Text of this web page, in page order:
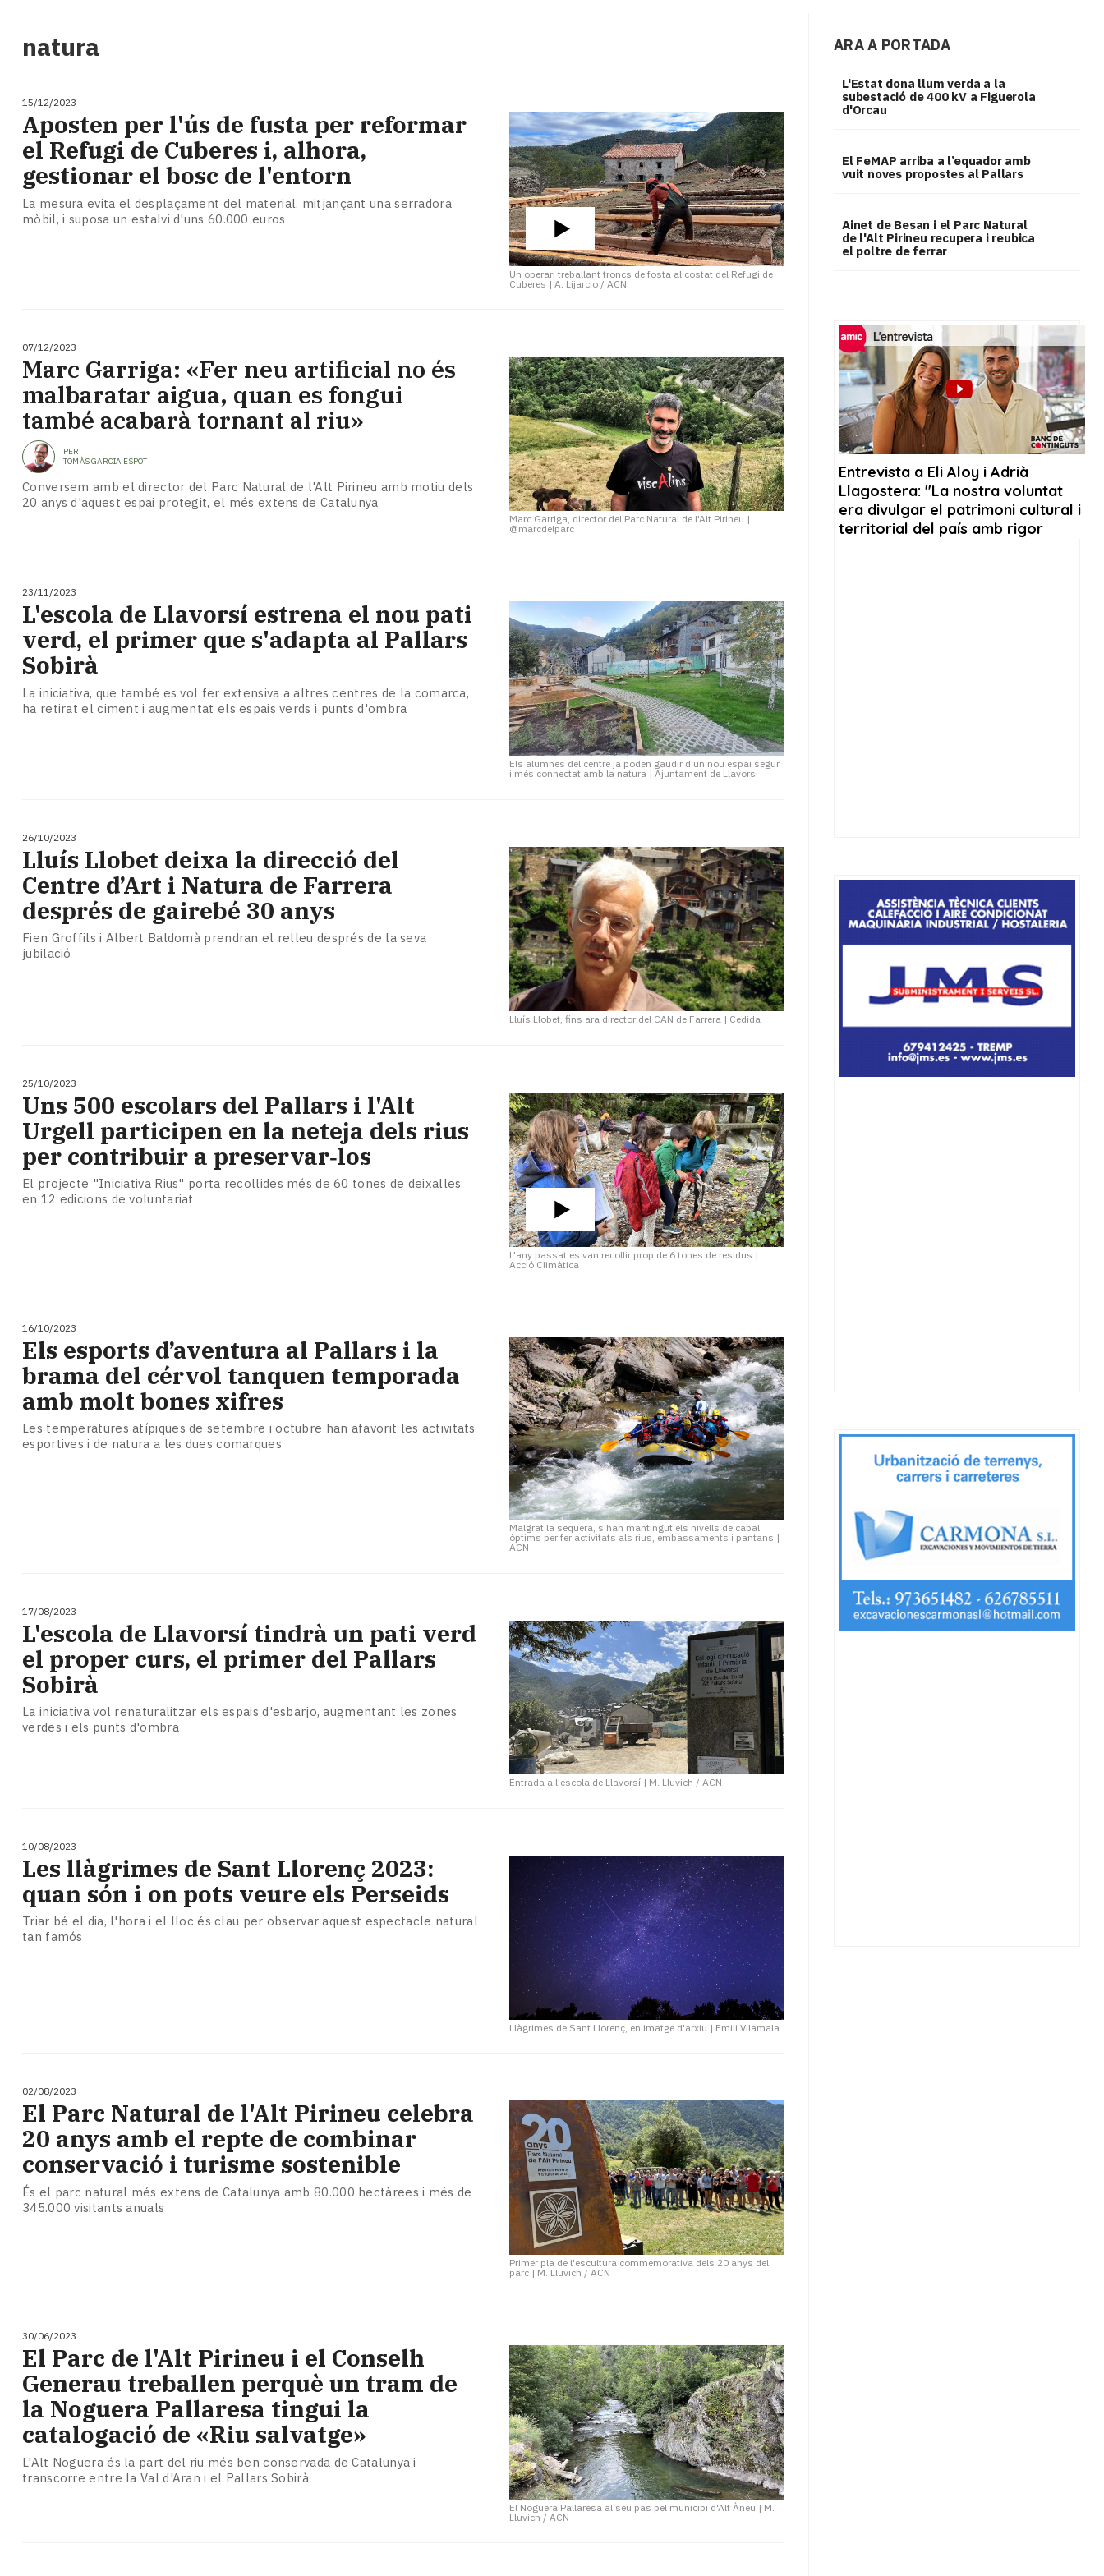
Cultura
tant!
TV
i
mitjans
El
temps
Reportatges
teva!
Subscriptors
La
newsletter
del
Pallars
Contingut
patrocinat
Lo
natura
15/12/2023
Un operari treballant troncs de fosta al costat del Refugi de
Cuberes | A. Lijarcio / ACN
Aposten per l'ús de fusta per reformar
el Refugi de Cuberes i, alhora,
gestionar el bosc de l'entorn
La mesura evita el desplaçament del material, mitjançant una serradora
mòbil, i suposa un estalvi d'uns 60.000 euros
07/12/2023
Marc Garriga, director del Parc Natural de l'Alt Pirineu |
@marcdelparc
Marc Garriga: «Fer neu artificial no és
malbaratar aigua, quan es fongui
també acabarà tornant al riu»
PER
TOMÀS GARCIA ESPOT
Conversem amb el director del Parc Natural de l'Alt Pirineu amb motiu dels
20 anys d'aquest espai protegit, el més extens de Catalunya
23/11/2023
Els alumnes del centre ja poden gaudir d'un nou espai segur
i més connectat amb la natura |Ajuntament de Llavorsí
L'escola de Llavorsí estrena el nou pati
verd, el primer que s'adapta al Pallars
Sobirà
La iniciativa, que també es vol fer extensiva a altres centres de la comarca,
ha retirat el ciment i augmentat els espais verds i punts d'ombra
26/10/2023
Lluís Llobet, fins ara director del CAN de Farrera | Cedida
Lluís Llobet deixa la direcció del
Centre d’Art i Natura de Farrera
després de gairebé 30 anys
Fien Groffils i Albert Baldomà prendran el relleu després de la seva
jubilació
25/10/2023
L'any passat es van recollir prop de 6 tones de residus |
Acció Climàtica
Uns 500 escolars del Pallars i l'Alt
Urgell participen en la neteja dels rius
per contribuir a preservar‑los
El projecte "Iniciativa Rius" porta recollides més de 60 tones de deixalles
en 12 edicions de voluntariat
16/10/2023
Malgrat la sequera, s'han mantingut els nivells de cabal
òptims per fer activitats als rius, embassaments i pantans |
ACN
Els esports d’aventura al Pallars i la
brama del cérvol tanquen temporada
amb molt bones xifres
Les temperatures atípiques de setembre i octubre han afavorit les activitats
esportives i de natura a les dues comarques
17/08/2023
Entrada a l'escola de Llavorsí | M. Lluvich / ACN
L'escola de Llavorsí tindrà un pati verd
el proper curs, el primer del Pallars
Sobirà
La iniciativa vol renaturalitzar els espais d'esbarjo, augmentant les zones
verdes i els punts d'ombra
10/08/2023
Llàgrimes de Sant Llorenç, en imatge d'arxiu | Emili Vilamala
Les llàgrimes de Sant Llorenç 2023:
quan són i on pots veure els Perseids
Triar bé el dia, l'hora i el lloc és clau per observar aquest espectacle natural
tan famós
02/08/2023
Primer pla de l'escultura commemorativa dels 20 anys del
parc | M. Lluvich / ACN
​El Parc Natural de l'Alt Pirineu celebra
20 anys amb el repte de combinar
conservació i turisme sostenible
És el parc natural més extens de Catalunya amb 80.000 hectàrees i més de
345.000 visitants anuals
30/06/2023
El Noguera Pallaresa al seu pas pel municipi d'Alt Àneu | M.
Lluvich / ACN
El Parc de l'Alt Pirineu i el Conselh
Generau treballen perquè un tram de
la Noguera Pallaresa tingui la
catalogació de «Riu salvatge»
L'Alt Noguera és la part del riu més ben conservada de Catalunya i
transcorre entre la Val d'Aran i el Pallars Sobirà
ARA A PORTADA
L'Estat dona llum verda a la
subestació de 400 kV a Figuerola
d'Orcau
El FeMAP arriba a l’equador amb
vuit noves propostes al Pallars
Ainet de Besan i el Parc Natural
de l'Alt Pirineu recupera i reubica
el poltre de ferrar